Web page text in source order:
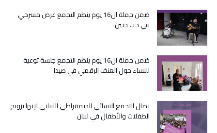
ضمن حملة ال16 يوم ينظم التجمع عرض مسرحي
في جب جنين
ضمن حملة ال16 يوم ينظم التجمع جلسة توعية
للنساء حول العنف الرقمي في صيدا
نضال التجمع النسائي الديمقراطي اللبناني لإنها تزويج
الطفلات والأطفال في لبنان